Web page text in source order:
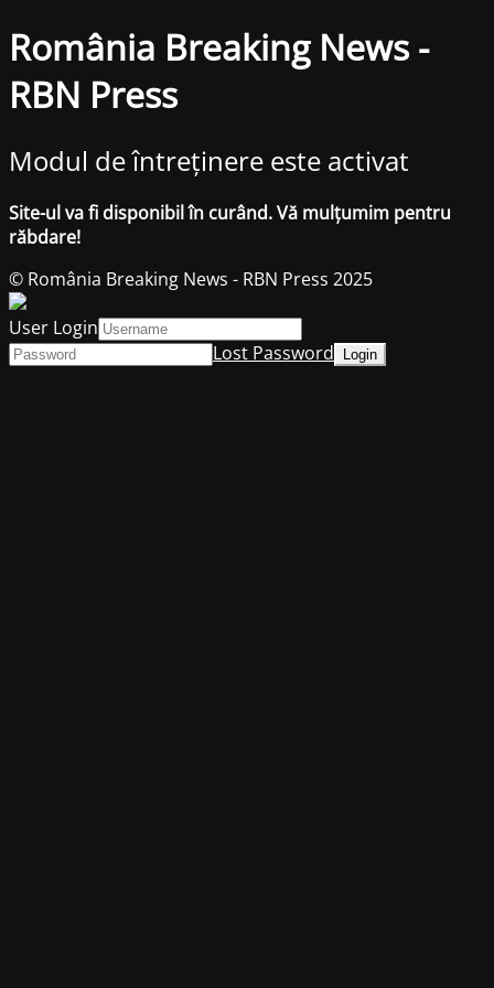
România Breaking News -
RBN Press
Modul de întreținere este activat
Site-ul va fi disponibil în curând. Vă mulțumim pentru
răbdare!
© România Breaking News - RBN Press 2025
User Login
Lost Password